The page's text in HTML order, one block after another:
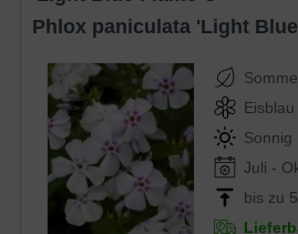
Phlox paniculata 'Light
Eisblau
Sonnig
Juli -
bis zu